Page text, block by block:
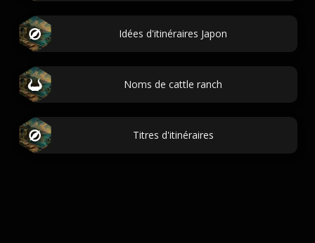
Idées d'itinéraires Japon
Noms de cattle ranch
Titres d'itinéraires